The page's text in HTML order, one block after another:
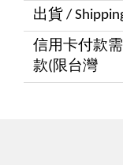
出貨 /
信用卡付款
款(限台灣